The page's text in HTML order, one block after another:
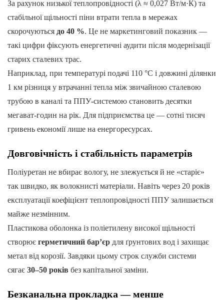
За рахунок низької теплопровідності (λ ≈ 0,027 Вт/м·К) та
стабільної щільності піни втрати тепла в мережах
скорочуються до 40 %. Це не маркетинговий показник —
такі цифри фіксують енергетичні аудити після модернізації
старих сталевих трас.
Наприклад, при температурі подачі 110 °C і довжині ділянки
1 км різниця у втрачанні тепла між звичайною сталевою
трубою в каналі та ППУ-системою становить десятки
мегават-годин на рік. Для підприємства це — сотні тисяч
гривень економії лише на енергоресурсах.
Довговічність і стабільність параметрів
Поліуретан не вбирає вологу, не злежується й не «старіє»
так швидко, як волокнисті матеріали. Навіть через 20 років
експлуатації коефіцієнт теплопровідності ППУ залишається
майже незмінним.
Пластикова оболонка із поліетилену високої щільності
створює герметичний бар’єр для ґрунтових вод і захищає
метал від корозії. Завдяки цьому строк служби системи
сягає 30–50 років без капітальної заміни.
Безканальна прокладка — менше